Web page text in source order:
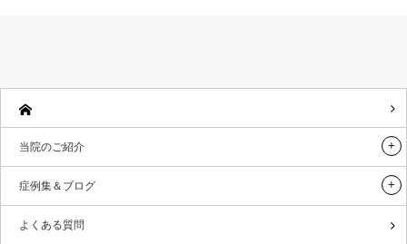
当院のご紹介
症例集＆ブログ
よくある質問